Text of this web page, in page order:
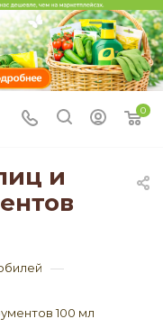
0
и
—
100 мл